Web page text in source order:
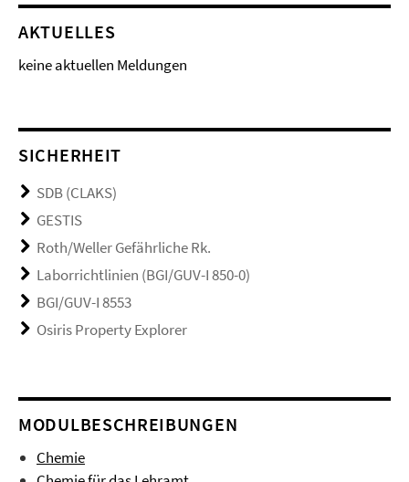
AKTUELLES
keine aktuellen Meldungen
SICHERHEIT
SDB (CLAKS)
GESTIS
Roth/Weller Gefährliche Rk.
Laborrichtlinien (BGI/GUV-I 850-0)
BGI/GUV-I 8553
Osiris Property Explorer
MODULBESCHREIBUNGEN
Chemie